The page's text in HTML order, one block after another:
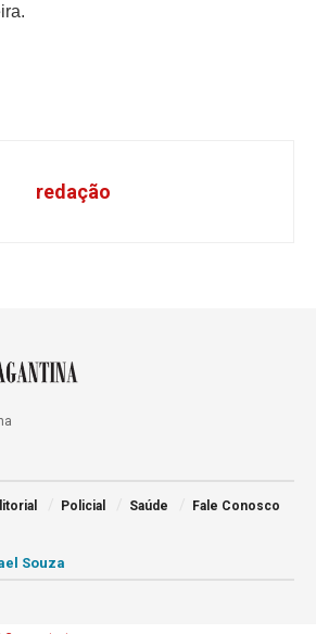
redação
Policial Saúde Fale Conosco
Souza